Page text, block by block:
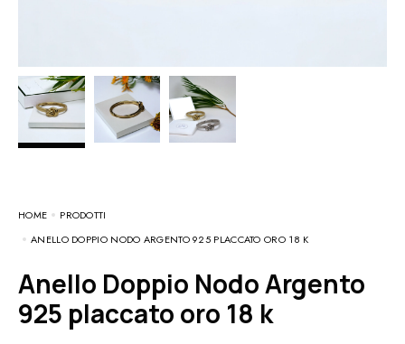
HOME
PRODOTTI
ANELLO DOPPIO NODO ARGENTO 925 PLACCATO ORO 18 K
Anello Doppio Nodo Argento
925 placcato oro 18 k